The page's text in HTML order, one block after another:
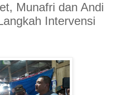
Munafri dan Andi
Intervensi